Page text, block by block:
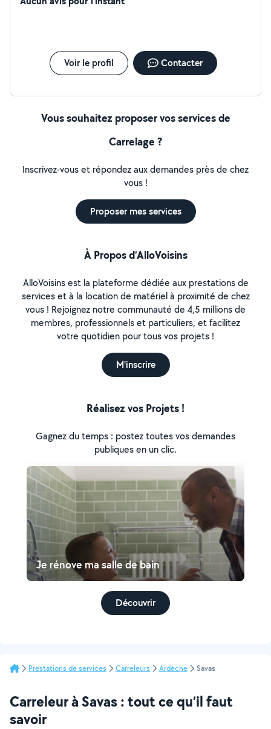
Voir le profil Contacter
Vous souhaitez proposer vos services de
Carrelage ?
Inscrivez-vous et répondez aux demandes près de chez
vous !
Proposer mes services
À Propos d’AlloVoisins
AlloVoisins est la plateforme dédiée aux prestations de
services et à la location de matériel à proximité de chez
vous ! Rejoignez notre communauté de 4,5 millions de
membres, professionnels et particuliers, et facilitez
votre quotidien pour tous vos projets !
M'inscrire
Réalisez vos Projets !
Gagnez du temps : postez toutes vos demandes
publiques en un clic.
Je rénove ma salle de bain
Découvrir
Prestations de services Carreleurs Ardèche Savas
Carreleur à Savas : tout ce qu’il faut
savoir